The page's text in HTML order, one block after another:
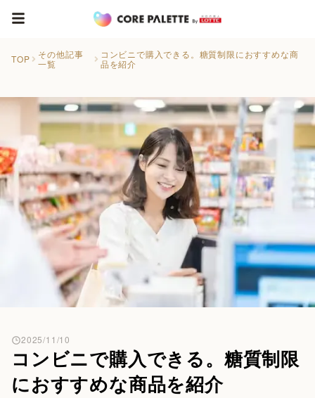
TOP
その他記事
一覧
コンビニで購入できる。糖質制限におすすめな商
品を紹介
コンビニで購入できる。糖質制限
におすすめな商品を紹介
2025/11/10